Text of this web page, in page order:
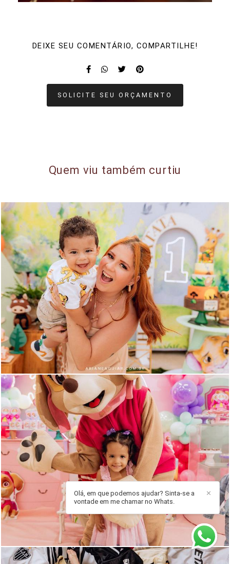
DEIXE SEU COMENTÁRIO, COMPARTILHE!
SOLICITE SEU ORÇAMENTO
Quem viu também curtiu
583 164
✕
Olá, em que podemos ajudar? Sinta-se a
vontade em me chamar no Whats.